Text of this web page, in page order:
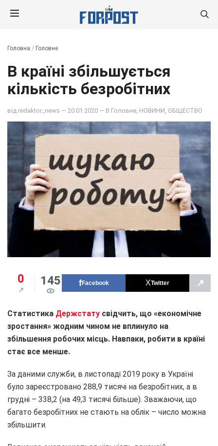
Головна / Головне
В країні збільшується
кількість безробітних
від redaktor_news — 20.01.2020 — В Головне НОВИНИ ОБЩЕСТВО
0 145 Facebook Twitter ↗
Статистика Держстату свідчить, що «економічне
зростання» жодним чином не вплинуло на
збільшення робочих місць. Навпаки, робити в країні
стає все менше.
За даними служби, в листопаді 2019 року в Україні
було зареєстровано 288,9 тисячі на безробітних, а в
грудні – 338,2 (на 49,3 тисячі більше). Зважаючи, що
багато безробітних не стають на облік – число можна
збільшити.